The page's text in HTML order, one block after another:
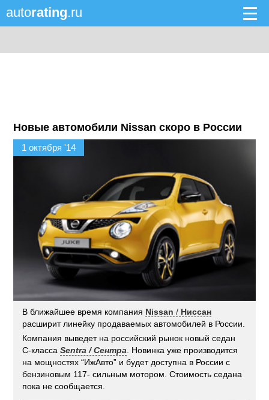
autorating.ru
Новые автомобили Nissan скоро в России
1 октября '14
В ближайшее время компания Nissan / Ниссан
расширит линейку продаваемых автомобилей в России.
Компания выведет на российский рынок новый седан
C-классаSentra / Сентра . Новинка уже производится
на мощностях “ИжАвто” и будет доступна в России с
бензиновым 117- сильным мотором. Стоимость седана
пока не сообщается.